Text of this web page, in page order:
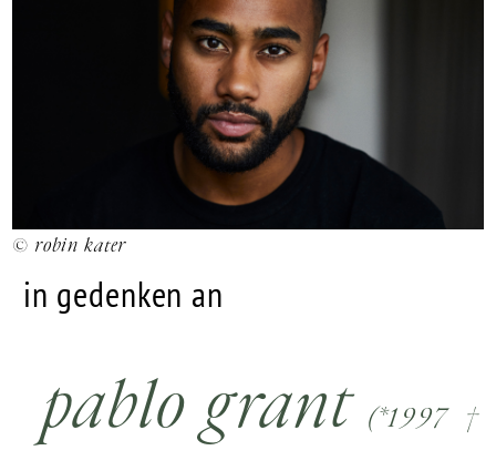
© robin kater
in gedenken an
pablo grant(*1997 †